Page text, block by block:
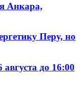
Анкара,
Перу, но
до 16:00